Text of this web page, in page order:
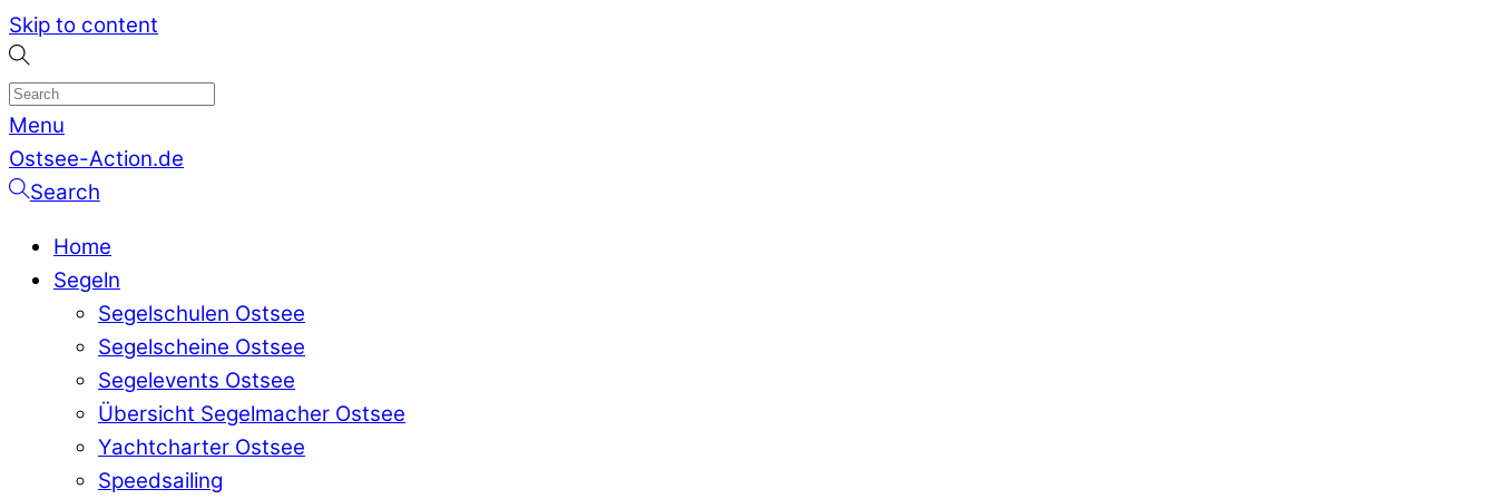
Skip to content
Menu
Ostsee-Action.de
Search
Home
Segeln
Segelschulen Ostsee
Segelscheine Ostsee
Segelevents Ostsee
Übersicht Segelmacher Ostsee
Yachtcharter Ostsee
Speedsailing